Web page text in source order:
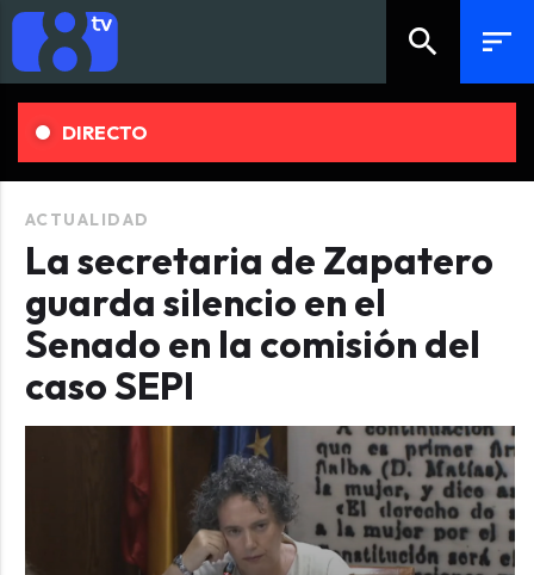
search sort
DIRECTO
ACTUALIDAD
La secretaria de Zapatero
guarda silencio en el
Senado en la comisión del
caso SEPI